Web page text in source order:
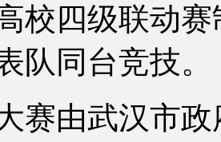
四级联动赛
队同台竞技。
由武汉市政